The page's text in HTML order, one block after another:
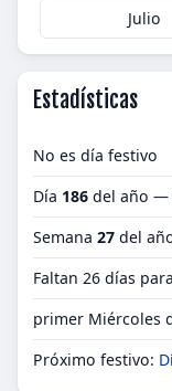
Julio
Estadísticas
No es día festivo
Día 186 del año —
Semana 27 del
Faltan 26 días
primer Miércoles
Próximo festivo: